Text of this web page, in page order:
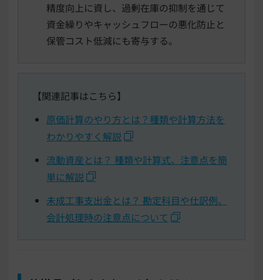
精度向上に資し、過剰在庫の抑制を通じて
資金繰りやキャッシュフローの悪化防止と
保管コスト低減にも寄与する。
【関連記事はこちら】
原価計算のやり方とは？種類や計算方法を
わかりやすく解説
流動資産とは？ 種類や計算式、注意点を簡
単に解説
未成工事支出金とは？ 勘定科目や仕訳例、
会計処理時の注意点について